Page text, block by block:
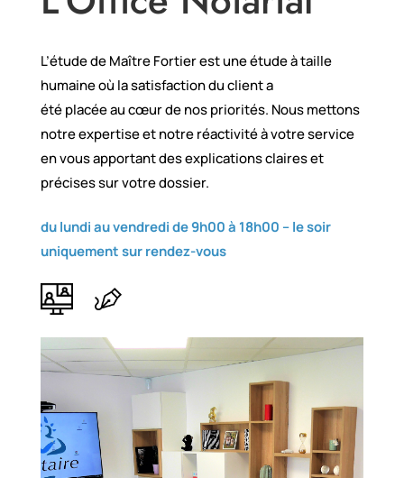
L’étude de Maître Fortierest une étude à taille
humaine où la satisfaction du client a
été placéeaucœurde nos priorités. Nous mettons
notre expertise et notre réactivité à votre service
en vous apportant des explications claires et
précises sur votre dossier.
du lundi au vendredi de 9h00 à 18h00 – le soir
uniquement sur rendez-vous